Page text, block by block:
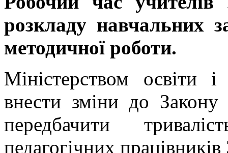
розкладу навчальних
методичної роботи.
Міністерством освіти
внести зміни до
передбачити
педагогічних